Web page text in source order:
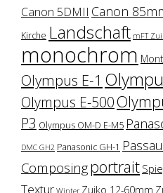
Canon 5DMII Canon
Kirche Landschaft mFT
monochrom
Olympus E-1
Olympus E-500
P3 Olympus OM-D E-M5
DMC GH2 Panasonic GH-1 Passau
Composingportrait
Textur Winter Zuiko 12-60mm